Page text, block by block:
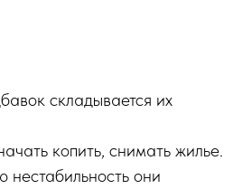
складывается их
копить, снимать жилье.
нестабильность они